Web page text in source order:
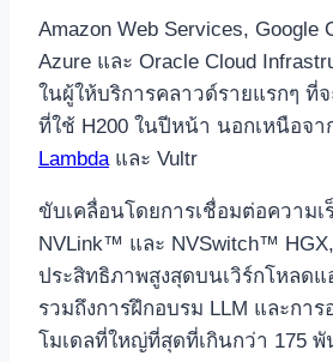
Amazon Web Services, Google
Azure และ Oracle Cloud
ในผู้ให้บริการคลาวด์รายแรกๆ ที่
ที่ใช้ H200 ในปีหน้า นอกเหนือจา
Lambdaและ Vultr
ขับเคลื่อนโดยการเชื่อมต่อความเ
NVLink™ และ NVSwitch™
ประสิทธิภาพสูงสุดบนเวิร์กโหลด
รวมถึงการฝึกอบรม LLM และกา
โมเดลที่ใหญ่ที่สุดที่เกินกว่า 175